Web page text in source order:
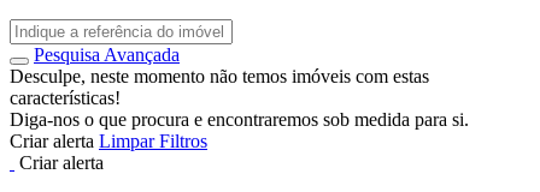
Pesquisa Avançada
Desculpe, neste momento não temos imóveis com estas
características!
Diga-nos o que procura e encontraremos sob medida para si.
Criar alerta Limpar Filtros
Criar alerta